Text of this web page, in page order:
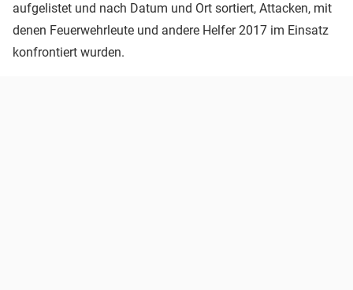
aufgelistet und nach Datum und Ort sortiert, Attacken, mit
denen Feuerwehrleute und andere Helfer 2017 im Einsatz
konfrontiert wurden.